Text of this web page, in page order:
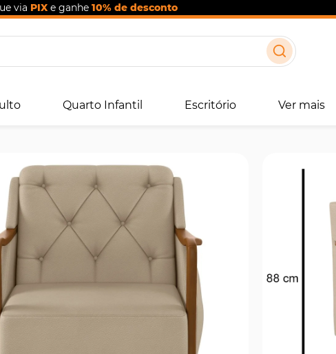
via PIXe ganhe 10% de desconto
Quarto Infantil Escritório Ver mais